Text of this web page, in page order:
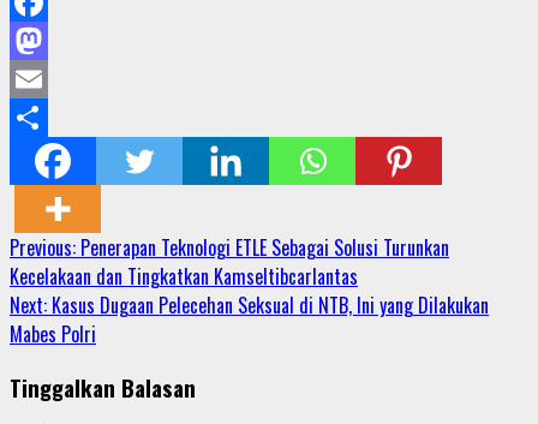
Facebook
Mastodon
Email
Share
Continue
Reading
Previous: Penerapan Teknologi ETLE Sebagai Solusi Turunkan
Kecelakaan dan Tingkatkan Kamseltibcarlantas
Next: Kasus Dugaan Pelecehan Seksual di NTB, Ini yang Dilakukan
Mabes Polri
Tinggalkan Balasan